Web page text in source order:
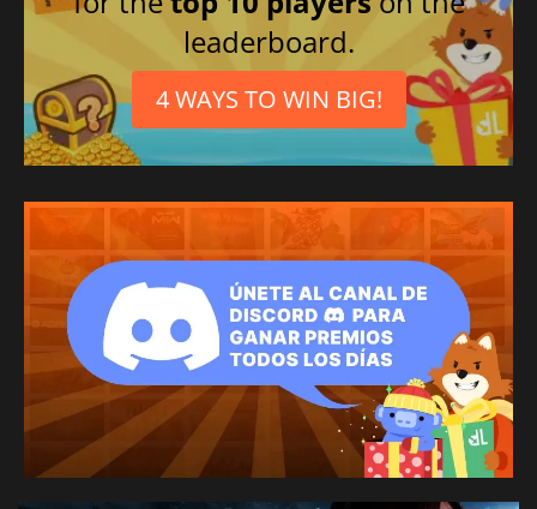
leaderboard.
4 WAYS TO WIN BIG!